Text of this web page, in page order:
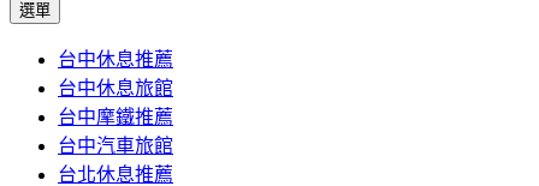
選單
內
容
台中休息推薦
台中休息旅館
台中摩鐵推薦
台中汽車旅館
台北休息推薦